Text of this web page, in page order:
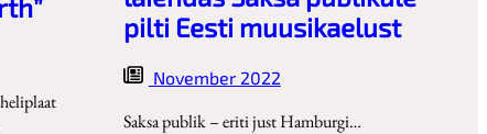
pilti Eesti muusikaelust
November 2022
Saksa publik – eriti just Hamburgi…